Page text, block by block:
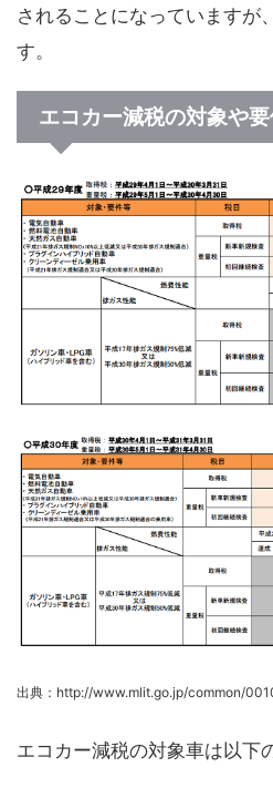
されることになっていますが
す。
エコカー減税の対象や
出典：http://www.mlit.go.jp/common/
エコカー減税の対象車は以下